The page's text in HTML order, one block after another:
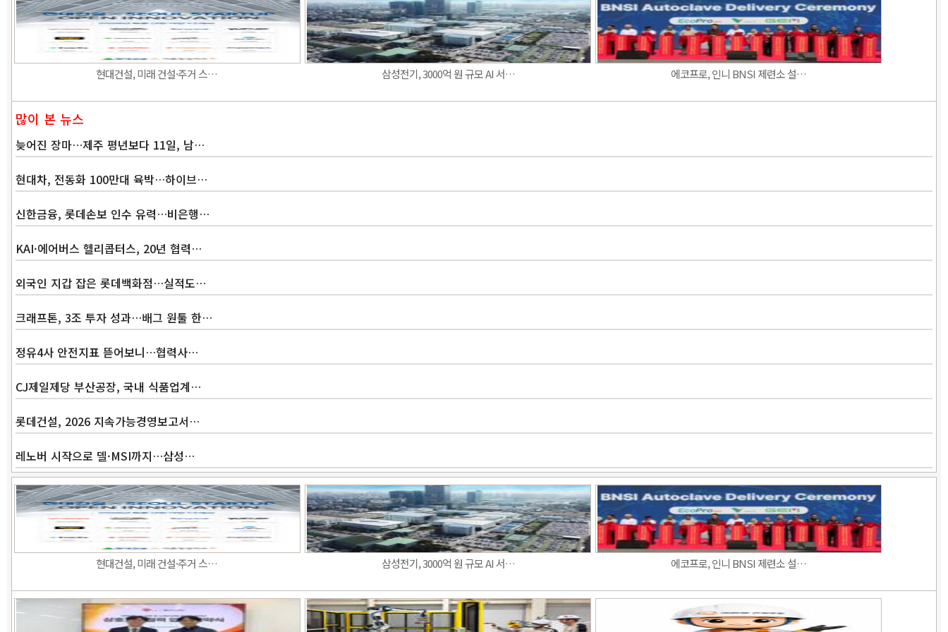
현대건설, 미래 건설·주거 스… 삼성전기, 3000억 원 규모 AI 서… 에코프로, 인니 BNSI 제련소 설…
많이 본 뉴스
늦어진 장마…제주 평년보다 11일, 남…
현대차, 전동화 100만대 육박…하이브…
신한금융, 롯데손보 인수 유력…비은행…
KAI·에어버스 헬리콥터스, 20년 협력…
외국인 지갑 잡은 롯데백화점…실적도…
크래프톤, 3조 투자 성과…배그 원툴 한…
정유4사 안전지표 뜯어보니…협력사…
CJ제일제당 부산공장, 국내 식품업계…
롯데건설, 2026 지속가능경영보고서…
레노버 시작으로 델·MSI까지…삼성…
현대건설, 미래 건설·주거 스… 삼성전기, 3000억 원 규모 AI 서… 에코프로, 인니 BNSI 제련소 설…